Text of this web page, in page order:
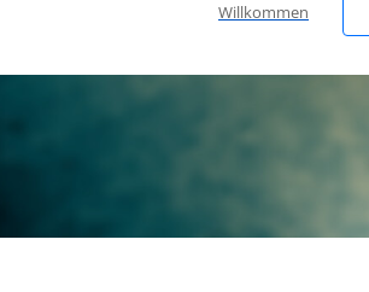
Willkommen